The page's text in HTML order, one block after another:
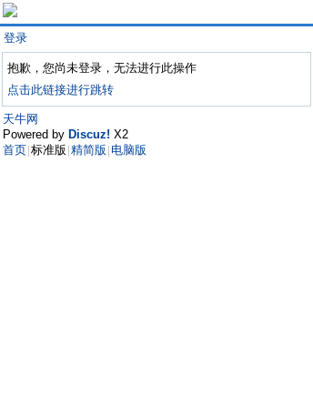
登录
抱歉，您尚未登录，无法进行此操作
点击此链接进行跳转
天牛网
Powered by Discuz! X2
首页 标准版 精简版 电脑版